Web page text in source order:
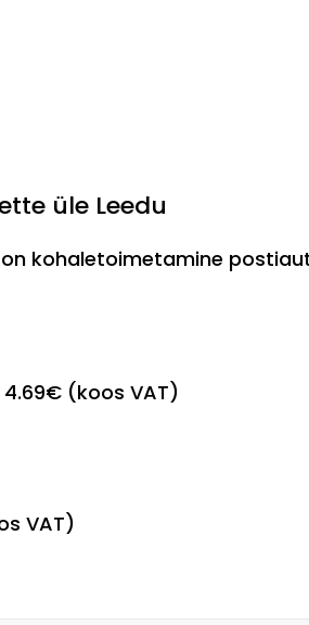
üle Leedu
kohaletoimetamine
(koos VAT)
VAT)